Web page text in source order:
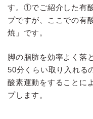
す。①でご紹介した有
プですが、ここでの有
焼」です。
脚の脂肪を効率よく落
50分くらい取り入れる
酸素運動をすることに
プします。